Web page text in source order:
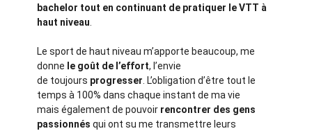
bachelor tout en continuant de pratiquer le VTT à
haut niveau.
Le sport de haut niveau m’apporte beaucoup, me
donne le goût de l’effort, l’envie
de toujours progresser. L’obligation d’être tout le
temps à 100% dans chaque instant de ma vie
mais également de pouvoirrencontrer des gens
passionnés qui ont su me transmettre leurs